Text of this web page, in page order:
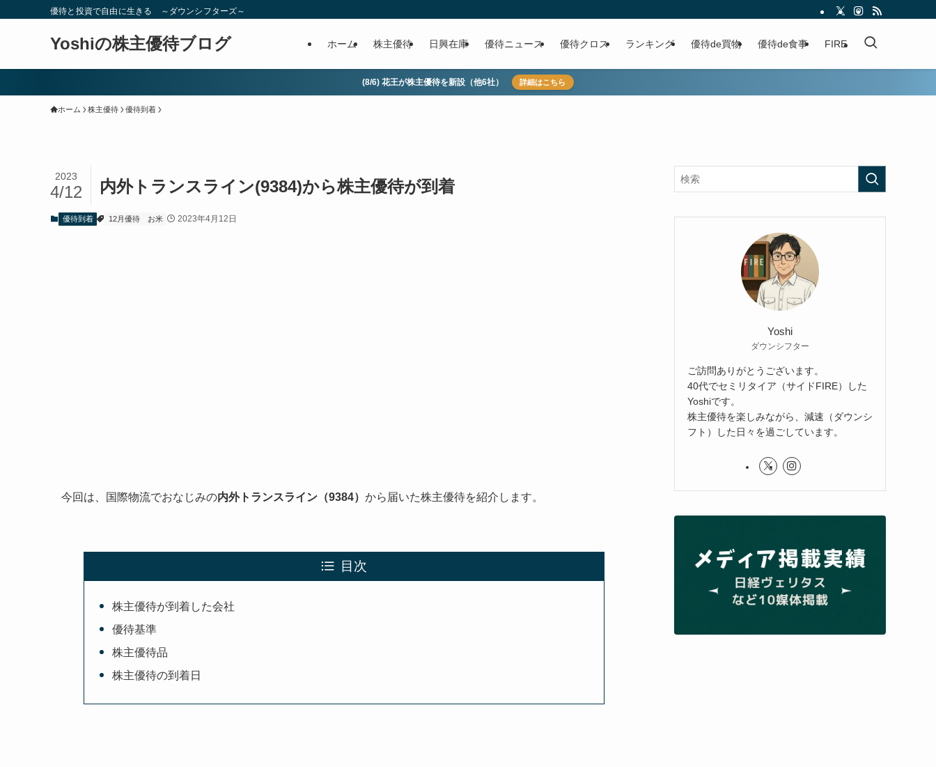
優待と投資で自由に生きる ～ダウンシフターズ～
Yoshiの株主優待ブログ ホーム 株主優待 日興在庫 優待ニュース 優待クロス ランキング 優待de買物 優待de食事 FIRE
(8/6) 花王が株主優待を新設（他6社） 詳細はこちら
ホーム 株主優待 優待到着
内外トランスライン(9384)から株主優待が到着
2023
4/12
優待到着 12月優待 お米 2023年4月12日
今回は、国際物流でおなじみの内外トランスライン（9384） から届いた株主優待を紹介します。
目次
株主優待が到着した会社
優待基準
株主優待品
株主優待の到着日
Yoshi
ダウンシフター
ご訪問ありがとうございます。
40代でセミリタイア（サイドFIRE）した
Yoshiです。
株主優待を楽しみながら、減速（ダウンシ
フト）した日々を過ごしています。